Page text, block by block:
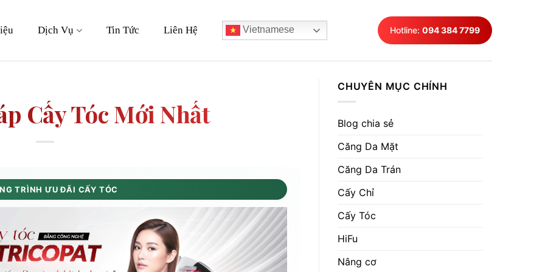
Dịch Vụ Tin Tức Liên Hệ Vietnamese Hotline: 094 384 7799
Cấy Tóc Mới Nhất
TRÌNH ƯU ĐÃI CẤY TÓC
CHUYÊN MỤC CHÍNH
Blog chia sẻ
Căng Da Mặt
Căng Da Trán
Cấy Chỉ
Cấy Tóc
HiFu
Nâng cơ